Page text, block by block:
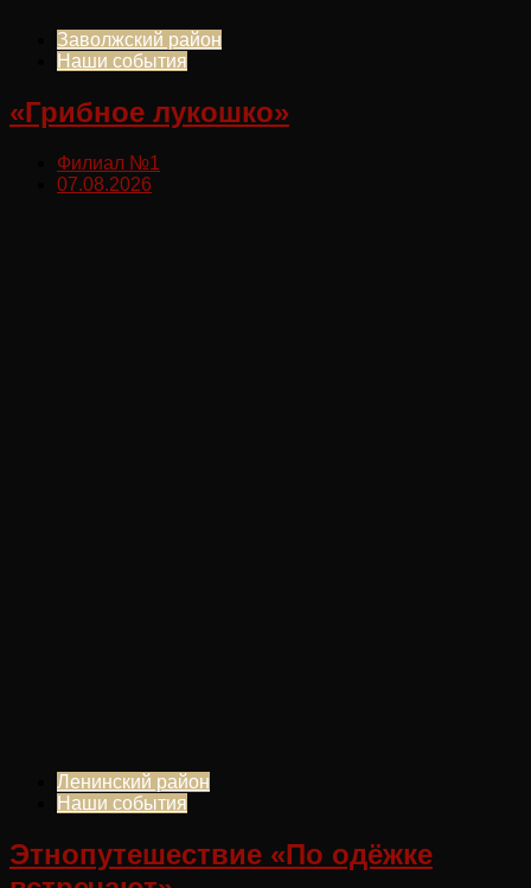
Заволжский район
Наши события
«Грибное лукошко»
Филиал №1
07.08.2026
Ленинский район
Наши события
Этнопутешествие «По одёжке